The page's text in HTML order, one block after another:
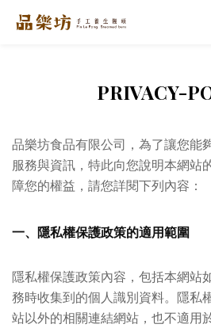
PRIVACY-
品樂坊食品有限公司，為了讓您能
服務與資訊，特此向您說明本網站
障您的權益，請您詳閱下列內容：
一、隱私權保護政策的適用範圍
隱私權保護政策內容，包括本網站
務時收集到的個人識別資料。隱私
站以外的相關連結網站，也不適用